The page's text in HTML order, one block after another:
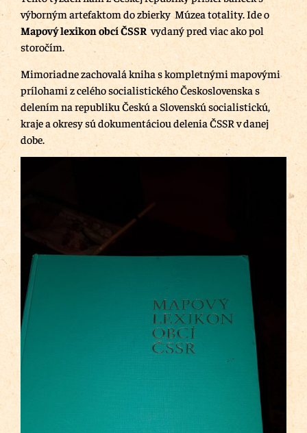
výborným artefaktom do zbierky Múzea totality. Ide o
Mapový lexikon obcí ČSSRvydaný pred viac ako pol
storočím.
Mimoriadne zachovalá kniha s kompletnými mapovými
prílohami z celého socialistického Československa s
delením na republiku Českú a Slovenskú socialistickú,
kraje a okresy sú dokumentáciou delenia ČSSR v danej
dobe.